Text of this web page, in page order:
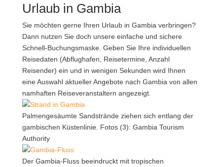
Urlaub in Gambia
Sie möchten gerne Ihren Urlaub in Gambia verbringen?
Dann nutzen Sie doch unsere einfache und sichere
Schnell-Buchungsmaske. Geben Sie Ihre individuellen
Reisedaten (Abflughafen, Reisetermine, Anzahl
Reisender) ein und in wenigen Sekunden wird Ihnen
eine Auswahl aktueller Angebote nach Gambia von allen
namhaften Reiseveranstaltern angezeigt.
Palmengesäumte Sandstrände ziehen sich entlang der
gambischen Küstenlinie. Fotos (3): Gambia Tourism
Authority
Der Gambia-Fluss beeindruckt mit tropischen